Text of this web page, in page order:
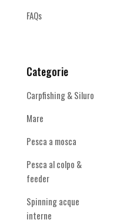
FAQs
Categorie
Carpfishing & Siluro
Mare
Pesca a mosca
Pesca al colpo &
feeder
Spinning acque
interne